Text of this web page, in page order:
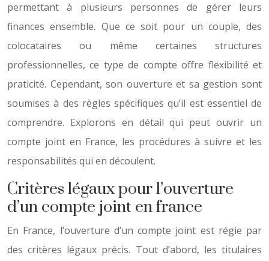
permettant à plusieurs personnes de gérer leurs
finances ensemble. Que ce soit pour un couple, des
colocataires ou même certaines structures
professionnelles, ce type de compte offre flexibilité et
praticité. Cependant, son ouverture et sa gestion sont
soumises à des règles spécifiques qu’il est essentiel de
comprendre. Explorons en détail qui peut ouvrir un
compte joint en France, les procédures à suivre et les
responsabilités qui en découlent.
Critères légaux pour l’ouverture
d’un compte joint en france
En France, l’ouverture d’un compte joint est régie par
des critères légaux précis. Tout d’abord, les titulaires